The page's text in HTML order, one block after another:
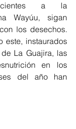
a la
Wayúu, sigan
los desechos.
este, instaurados
La Guajira, las
en los
del año han